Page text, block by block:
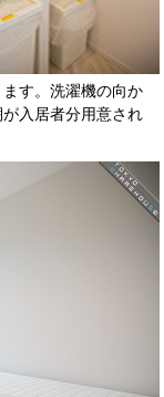
す。洗濯機の向か
入居者分用意され